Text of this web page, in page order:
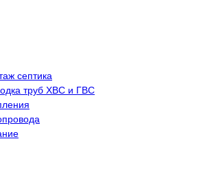
септика
труб ХВС и ГВС